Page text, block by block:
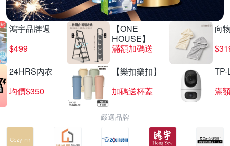
鴻宇品牌週
$499
【ONE
HOUSE】
滿額加碼送
向
24HRS內衣
均價$350
【樂扣樂扣】
加碼送杯蓋
TP-
滿
嚴選品牌